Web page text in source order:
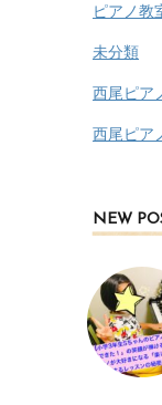
ピアノ教
未分類
西尾ピア
西尾ピア
NEW